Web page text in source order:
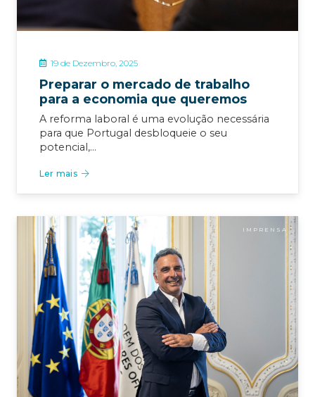
19 de Dezembro, 2025
Preparar o mercado de trabalho
para a economia que queremos
A reforma laboral é uma evolução necessária
para que Portugal desbloqueie o seu
potencial,…
Ler mais
IMPRENSA